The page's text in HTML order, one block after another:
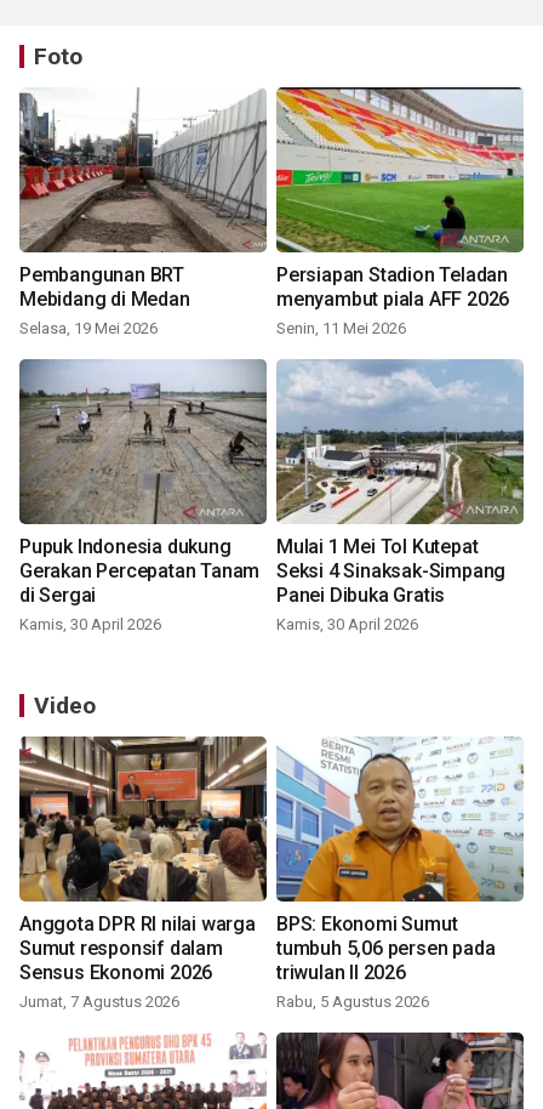
Foto
Pembangunan BRT
Mebidang di Medan
Selasa, 19 Mei 2026
Persiapan Stadion Teladan
menyambut piala AFF 2026
Senin, 11 Mei 2026
Pupuk Indonesia dukung
Gerakan Percepatan Tanam
di Sergai
Kamis, 30 April 2026
Mulai 1 Mei Tol Kutepat
Seksi 4 Sinaksak-Simpang
Panei Dibuka Gratis
Kamis, 30 April 2026
Video
Anggota DPR RI nilai warga
Sumut responsif dalam
Sensus Ekonomi 2026
Jumat, 7 Agustus 2026
BPS: Ekonomi Sumut
tumbuh 5,06 persen pada
triwulan II 2026
Rabu, 5 Agustus 2026